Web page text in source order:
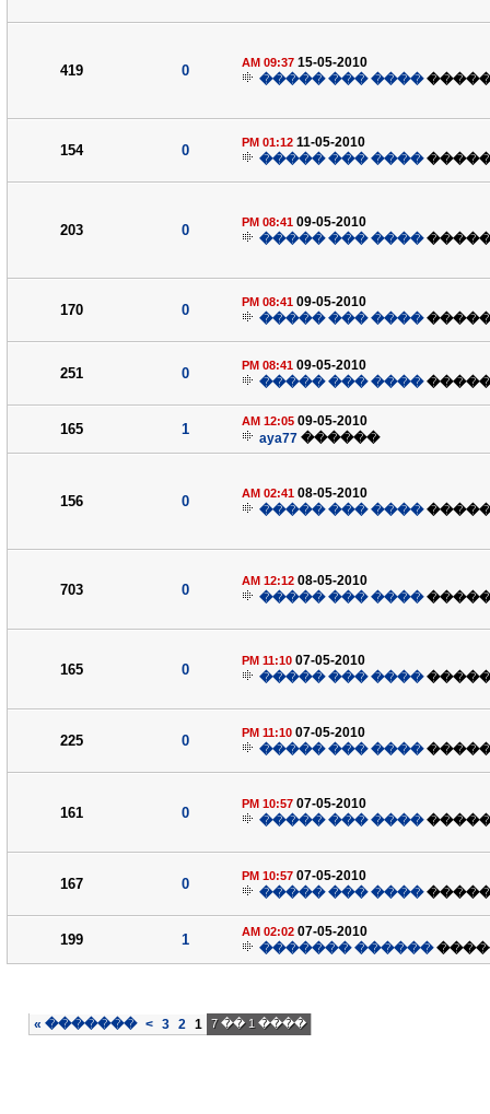
15-05-2010
09:37 AM
���� ��� �����
0
419
11-05-2010
01:12 PM
���� ��� �����
0
154
09-05-2010
08:41 PM
���� ��� �����
0
203
09-05-2010
08:41 PM
���� ��� �����
0
170
09-05-2010
08:41 PM
���� ��� �����
0
251
09-05-2010
12:05 AM
������
aya77
1
165
08-05-2010
02:41 AM
���� ��� �����
0
156
08-05-2010
12:12 AM
���� ��� �����
0
703
07-05-2010
11:10 PM
���� ��� �����
0
165
07-05-2010
11:10 PM
���� ��� �����
0
225
07-05-2010
10:57 PM
���� ��� �����
0
161
07-05-2010
10:57 PM
���� ��� �����
0
167
07-05-2010
02:02 AM
������ �������
1
199
���� 1 �� 7
1
2
3
>
�������
»